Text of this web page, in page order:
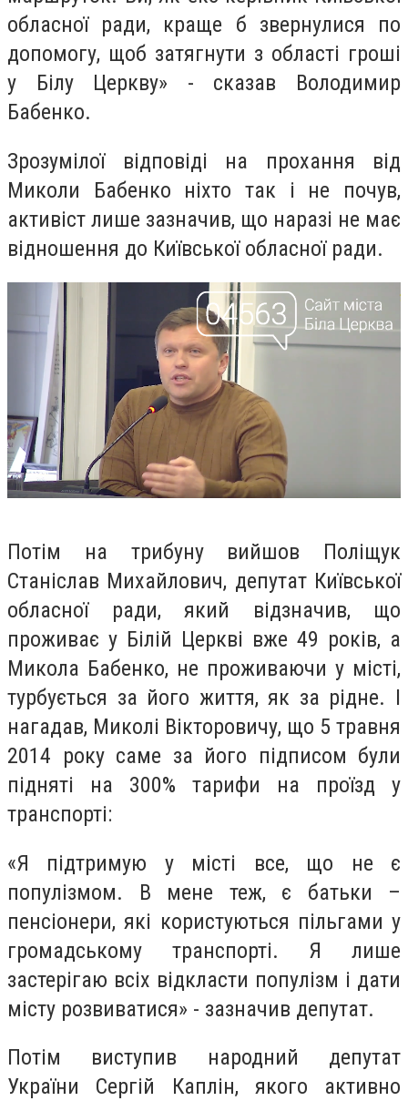
обласної ради, краще б звернулися по
допомогу, щоб затягнути з області гроші
у Білу Церкву» - сказав Володимир
Бабенко.
Зрозумілої відповіді на прохання від
Миколи Бабенко ніхто так і не почув,
активіст лише зазначив, що наразі не має
відношення до Київської обласної ради.
Потім на трибуну вийшов Поліщук
Станіслав Михайлович, депутат Київської
обласної ради, який відзначив, що
проживає у Білій Церкві вже 49 років, а
Микола Бабенко, не проживаючи у місті,
турбується за його життя, як за рідне. І
нагадав, Миколі Вікторовичу, що 5 травня
2014 року саме за його підписом були
підняті на 300% тарифи на проїзд у
транспорті:
«Я підтримую у місті все, що не є
популізмом. В мене теж, є батьки –
пенсіонери, які користуються пільгами у
громадському транспорті. Я лише
застерігаю всіх відкласти популізм і дати
місту розвиватися» - зазначив депутат.
Потім виступив народний депутат
України Сергій Каплін, якого активно